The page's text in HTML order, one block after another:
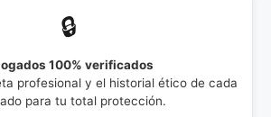
🔒
100% verificados
profesional y el historial ético de cada
para tu total protección.